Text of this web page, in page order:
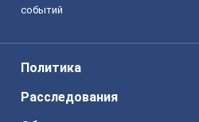
событий
Политика
Расследования